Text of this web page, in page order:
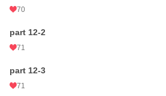
70
part 12-2
71
part 12-3
71